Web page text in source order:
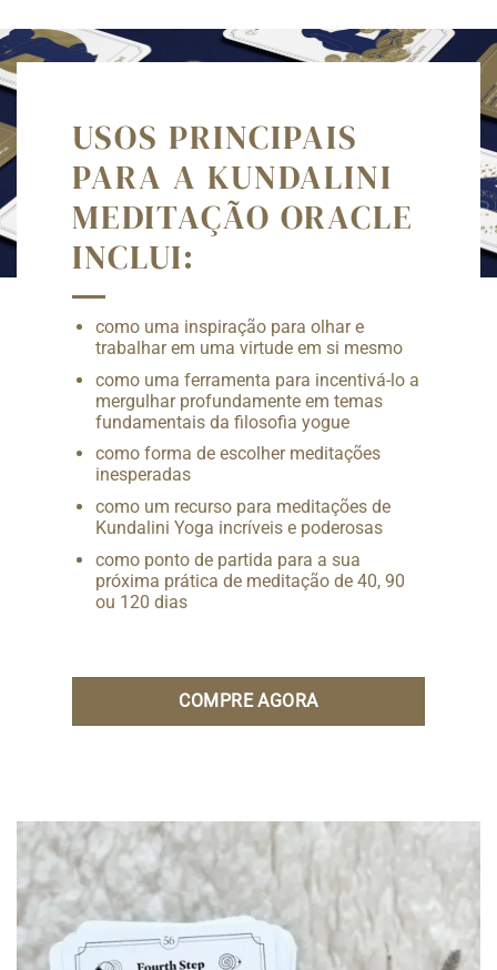
USOS PRINCIPAIS
PARA A KUNDALINI
MEDITAÇÃO ORACLE
INCLUI:
como uma inspiração para olhar e
trabalhar em uma virtude em si mesmo
como uma ferramenta para incentivá-lo a
mergulhar profundamente em temas
fundamentais da filosofia yogue
como forma de escolher meditações
inesperadas
como um recurso para meditações de
Kundalini Yoga incríveis e poderosas
como ponto de partida para a sua
próxima prática de meditação de 40, 90
ou 120 dias
COMPRE AGORA